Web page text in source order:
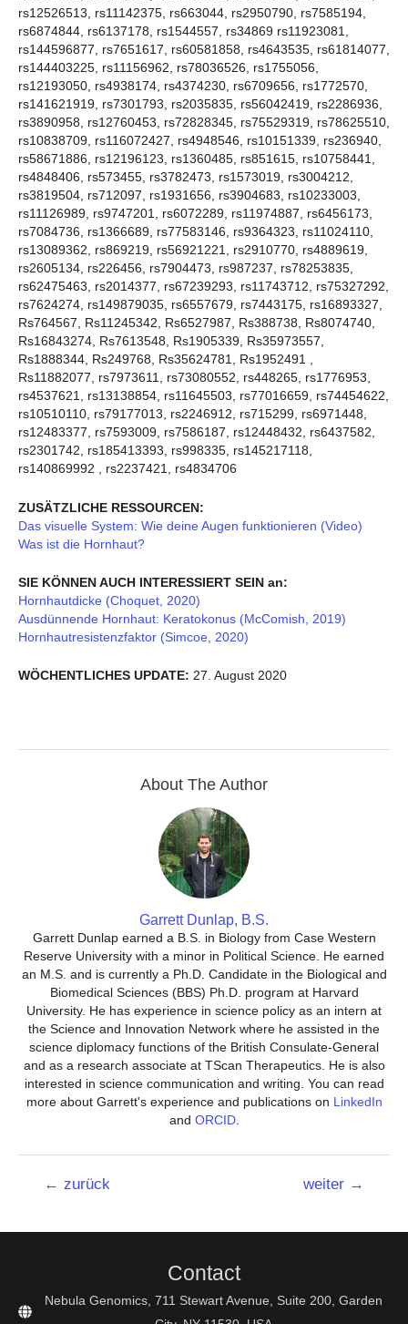
rs12526513, rs11142375, rs663044, rs2950790, rs7585194,
rs6874844, rs6137178, rs1544557, rs34869 rs11923081,
rs144596877, rs7651617, rs60581858, rs4643535, rs61814077,
rs144403225, rs11156962, rs78036526, rs1755056,
rs12193050, rs4938174, rs4374230, rs6709656, rs1772570,
rs141621919, rs7301793, rs2035835, rs56042419, rs2286936,
rs3890958, rs12760453, rs72828345, rs75529319, rs78625510,
rs10838709, rs116072427, rs4948546, rs10151339, rs236940,
rs58671886, rs12196123, rs1360485, rs851615, rs10758441,
rs4848406, rs573455, rs3782473, rs1573019, rs3004212,
rs3819504, rs712097, rs1931656, rs3904683, rs10233003,
rs11126989, rs9747201, rs6072289, rs11974887, rs6456173,
rs7084736, rs1366689, rs77583146, rs9364323, rs11024110,
rs13089362, rs869219, rs56921221, rs2910770, rs4889619,
rs2605134, rs226456, rs7904473, rs987237, rs78253835,
rs62475463, rs2014377, rs67239293, rs11743712, rs75327292,
rs7624274, rs149879035, rs6557679, rs7443175, rs16893327,
Rs764567, Rs11245342, Rs6527987, Rs388738, Rs8074740,
Rs16843274, Rs7613548, Rs1905339, Rs35973557,
Rs1888344, Rs249768, Rs35624781, Rs1952491 ,
Rs11882077, rs7973611, rs73080552, rs448265, rs1776953,
rs4537621, rs13138854, rs11645503, rs77016659, rs74454622,
rs10510110, rs79177013, rs2246912, rs715299, rs6971448,
rs12483377, rs7593009, rs7586187, rs12448432, rs6437582,
rs2301742, rs185413393, rs998335, rs145217118,
rs140869992 , rs2237421, rs4834706
ZUSÄTZLICHE RESSOURCEN:
Das visuelle System: Wie deine Augen funktionieren (Video)
Was ist die Hornhaut?
SIE KÖNNEN AUCH INTERESSIERT SEIN an:
Hornhautdicke (Choquet, 2020)
Ausdünnende Hornhaut: Keratokonus (McComish, 2019)
Hornhautresistenzfaktor (Simcoe, 2020)
WÖCHENTLICHES UPDATE: 27. August 2020
About The Author
Garrett Dunlap, B.S.
Garrett Dunlap earned a B.S. in Biology from Case Western
Reserve University with a minor in Political Science. He earned
an M.S. and is currently a Ph.D. Candidate in the Biological and
Biomedical Sciences (BBS) Ph.D. program at Harvard
University. He has experience in science policy as an intern at
the Science and Innovation Network where he assisted in the
science diplomacy functions of the British Consulate-General
and as a research associate at TScan Therapeutics. He is also
interested in science communication and writing. You can read
more about Garrett's experience and publications on LinkedIn
and ORCID.
Beitrags-
← zurück weiter →
Contact
Nebula Genomics, 711 Stewart Avenue, Suite 200, Garden